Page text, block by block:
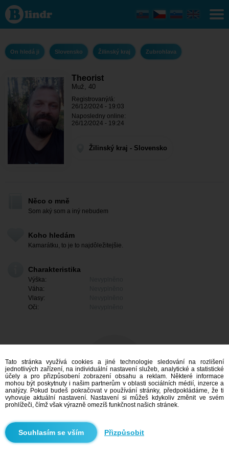
Theorist -
On hledá ji
Žilinský
kraj -
On hledá ji Slovensko Žilinský kraj Zubrohlava
Theorist
Muž, 40
Registrovaný/á:
26/12/2024 - 19:03
Naposledny online:
26/12/2024 - 19:24
Žilinský kraj - Slovensko
Něco o mně
Som aký som a iný nebudem
Koho hledám
Kamarátku, to je to najdôležitejšie.
Charakteristika
Výška:
Váha:
Vlasy:
Oči:
Mám zájem
Vyhledávání
Tato stránka využívá cookies a jiné technologie sledování na rozlišení
jednotlivých zařízení, na individuální nastavení služeb, analytické a statistické
účely a pro přizpůsobení zobrazení obsahu a reklam. Některé informace
mohou být poskytnuty i našim partnerům v oblasti sociálních médií, inzerce a
analýzy. Pokud budeš pokračovat v používání stránky, předpokládáme, že ti
vyhovuje aktuální nastavení. Nastavení si můžeš kdykoliv změnit ve svém
prohlížeči, čímž však výrazně omezíš funkčnost našich stránek.
Přizpůsobit